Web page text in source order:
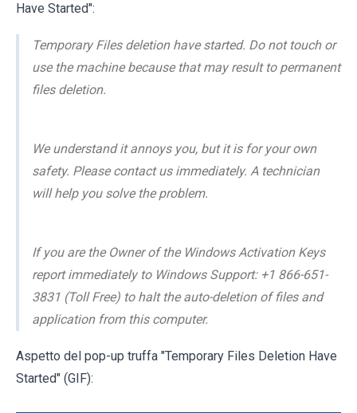
Have Started":
Temporary Files deletion have started. Do not touch or
use the machine because that may result to permanent
files deletion.
We understand it annoys you, but it is for your own
safety. Please contact us immediately. A technician
will help you solve the problem.
If you are the Owner of the Windows Activation Keys
report immediately to Windows Support: +1 866-651-
3831 (Toll Free) to halt the auto-deletion of files and
application from this computer.
Aspetto del pop-up truffa "Temporary Files Deletion Have
Started" (GIF):